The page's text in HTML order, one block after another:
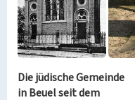
Die jüdische Gemeinde
in Beuel seit dem